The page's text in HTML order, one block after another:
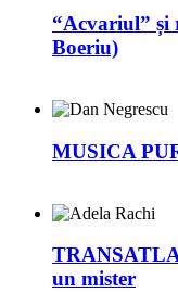
“Acvariul” și
Boeriu)
MUSICA
un mister